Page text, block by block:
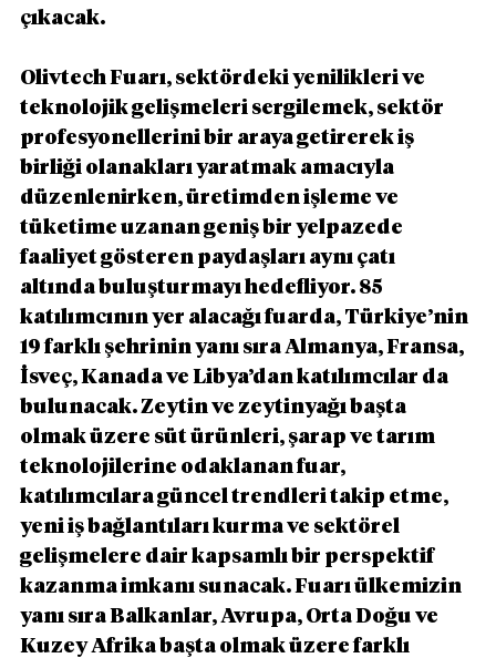
çıkacak.
Olivtech Fuarı, sektördeki yenilikleri ve
teknolojik gelişmeleri sergilemek, sektör
profesyonellerini bir araya getirerek iş
birliği olanakları yaratmak amacıyla
düzenlenirken, üretimden işleme ve
tüketime uzanan geniş bir yelpazede
faaliyet gösteren paydaşları aynı çatı
altında buluşturmayı hedefliyor. 85
katılımcının yer alacağı fuarda, Türkiye’nin
19 farklı şehrinin yanı sıra Almanya, Fransa,
İsveç, Kanada ve Libya’dan katılımcılar da
bulunacak. Zeytin ve zeytinyağı başta
olmak üzere süt ürünleri, şarap ve tarım
teknolojilerine odaklanan fuar,
katılımcılara güncel trendleri takip etme,
yeni iş bağlantıları kurma ve sektörel
gelişmelere dair kapsamlı bir perspektif
kazanma imkanı sunacak. Fuarı ülkemizin
yanı sıra Balkanlar, Avrupa, Orta Doğu ve
Kuzey Afrika başta olmak üzere farklı